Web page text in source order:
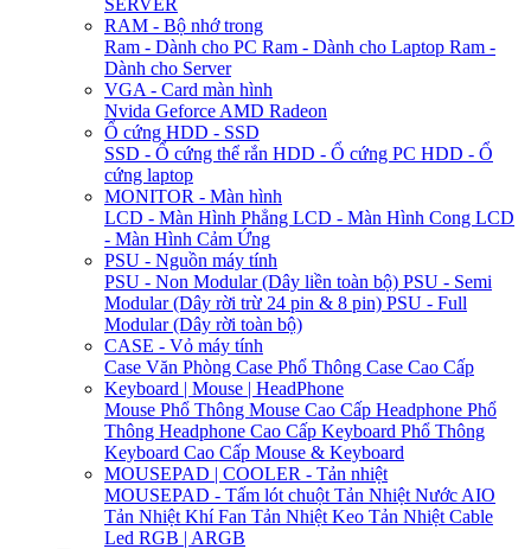
RAM - Bộ nhớ trong
Ram - Dành cho PC Ram - Dành cho Laptop Ram -
Dành cho Server
VGA - Card màn hình
Nvida Geforce AMD Radeon
Ổ cứng HDD - SSD
SSD - Ổ cứng thể rắn HDD - Ổ cứng PC HDD - Ổ
cứng laptop
MONITOR - Màn hình
LCD - Màn Hình Phẳng LCD - Màn Hình Cong LCD
- Màn Hình Cảm Ứng
PSU - Nguồn máy tính
PSU - Non Modular (Dây liền toàn bộ) PSU - Semi
Modular (Dây rời trừ 24 pin & 8 pin) PSU - Full
Modular (Dây rời toàn bộ)
CASE - Vỏ máy tính
Case Văn Phòng Case Phổ Thông Case Cao Cấp
Keyboard | Mouse | HeadPhone
Mouse Phổ Thông Mouse Cao Cấp Headphone Phổ
Thông Headphone Cao Cấp Keyboard Phổ Thông
Keyboard Cao Cấp Mouse & Keyboard
MOUSEPAD | COOLER - Tản nhiệt
MOUSEPAD - Tấm lót chuột Tản Nhiệt Nước AIO
Tản Nhiệt KhíFan Tản Nhiệt Keo Tản Nhiệt Cable
Led RGB | ARGB